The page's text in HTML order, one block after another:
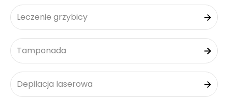
Leczenie grzybicy
Tamponada
Depilacja laserowa